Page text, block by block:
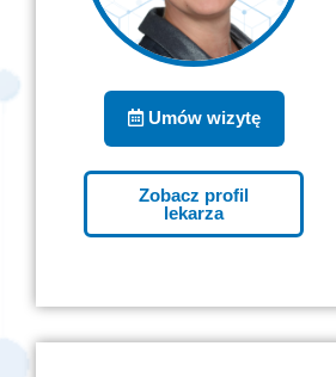
Umów wizytę
Zobacz profil
lekarza